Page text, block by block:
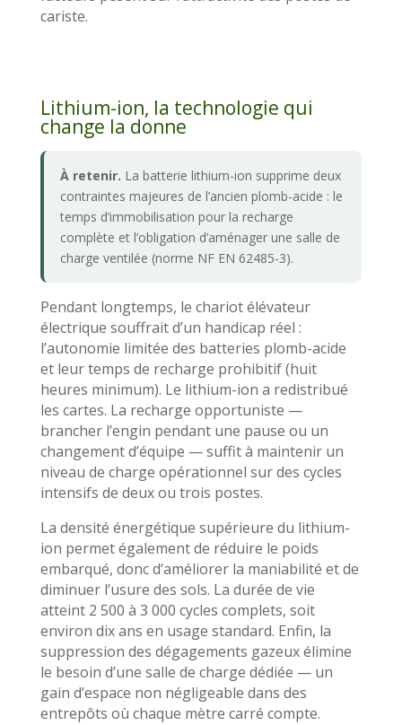
cariste.
Lithium-ion, la technologie qui
change la donne
À retenir. La batterie lithium-ion supprime deux
contraintes majeures de l’ancien plomb-acide : le
temps d’immobilisation pour la recharge
complète et l’obligation d’aménager une salle de
charge ventilée (norme NF EN 62485-3).
Pendant longtemps, le chariot élévateur
électrique souffrait d’un handicap réel :
l’autonomie limitée des batteries plomb-acide
et leur temps de recharge prohibitif (huit
heures minimum). Le lithium-ion a redistribué
les cartes. La recharge opportuniste —
brancher l’engin pendant une pause ou un
changement d’équipe — suffit à maintenir un
niveau de charge opérationnel sur des cycles
intensifs de deux ou trois postes.
La densité énergétique supérieure du lithium-
ion permet également de réduire le poids
embarqué, donc d’améliorer la maniabilité et de
diminuer l’usure des sols. La durée de vie
atteint 2 500 à 3 000 cycles complets, soit
environ dix ans en usage standard. Enfin, la
suppression des dégagements gazeux élimine
le besoin d’une salle de charge dédiée — un
gain d’espace non négligeable dans des
entrepôts où chaque mètre carré compte.